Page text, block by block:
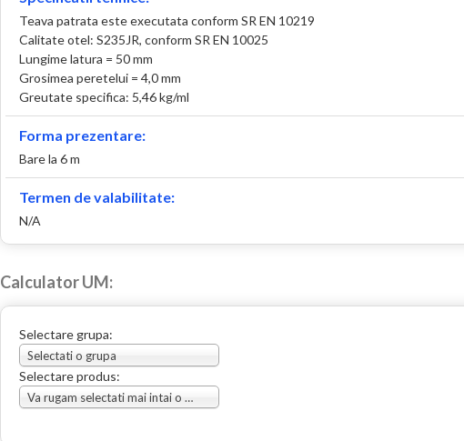
Teava patrata este executata conform SR EN 10219
Calitate otel: S235JR, conform SR EN 10025
Lungime latura = 50 mm
Grosimea peretelui = 4,0 mm
Greutate specifica: 5,46 kg/ml
Forma prezentare:
Bare la 6 m
Termen de valabilitate:
N/A
Calculator UM:
Selectare grupa:
Selectati o grupa
Selectare produs:
Va rugam selectati mai intai o grupa